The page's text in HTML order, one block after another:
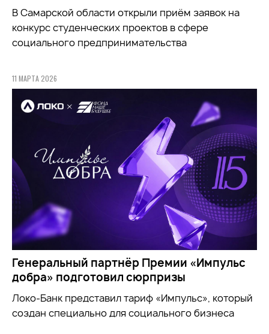
В Самарской области открыли приём заявок на
конкурс студенческих проектов в сфере
социального предпринимательства
11 МАРТА 2026
Генеральный партнёр Премии «Импульс
добра» подготовил сюрпризы
Локо-Банк представил тариф «Импульс», который
создан специально для социального бизнеса